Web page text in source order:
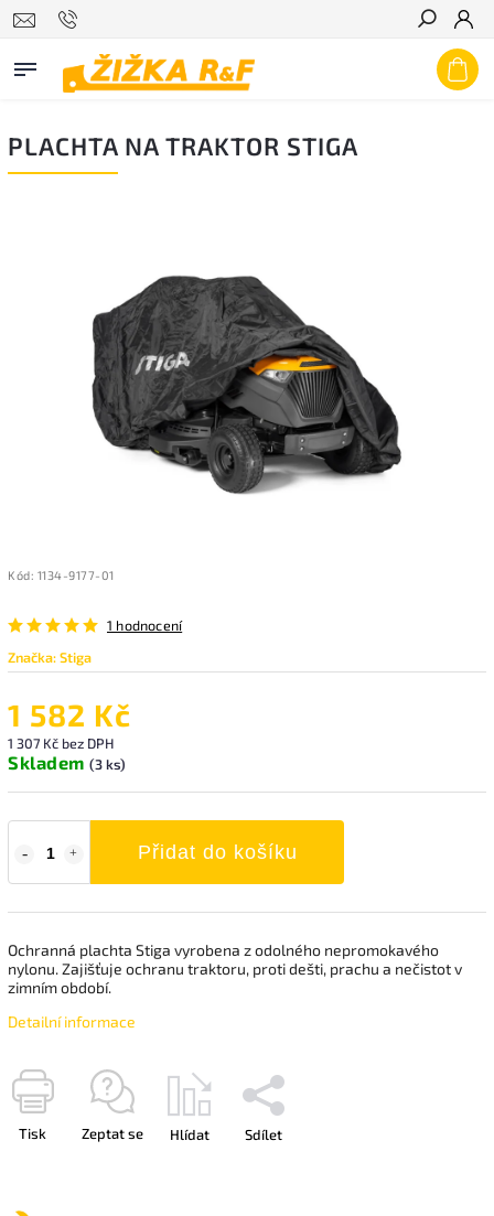
Hledat
PLACHTA NA TRAKTOR STIGA
Kód: 1134-9177-01
1 hodnocení
Značka:Stiga
1 582 Kč
1 307 Kč bez DPH
Skladem (3 ks)
Přidat do košíku
Ochranná plachta Stiga vyrobena z odolného nepromokavého
nylonu. Zajišťuje ochranu traktoru, proti dešti, prachu a nečistot v
zimním období.
Detailní informace
Tisk Zeptat se Hlídat Sdílet